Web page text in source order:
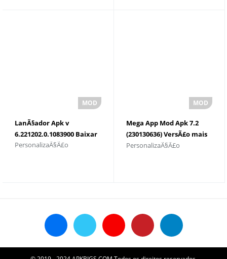
LanÃ§ador Apk v
6.221202.0.1083900 Baixar
PersonalizaÃ§Ã£o
Mega App Mod Apk 7.2
(230130636) VersÃ£o mais
recente
PersonalizaÃ§Ã£o